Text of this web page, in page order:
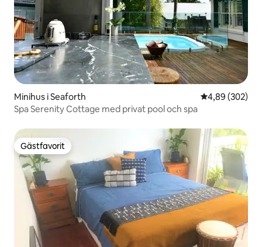
Minihus i Seaforth 4,89 av 5 i
4,89 (302)
Spa Serenity Cottage med privat pool och spa
Gästfavorit
Gästfavorit